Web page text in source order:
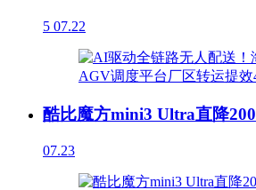
5 07.22
酷比魔方mini3 Ultra直降200
07.23